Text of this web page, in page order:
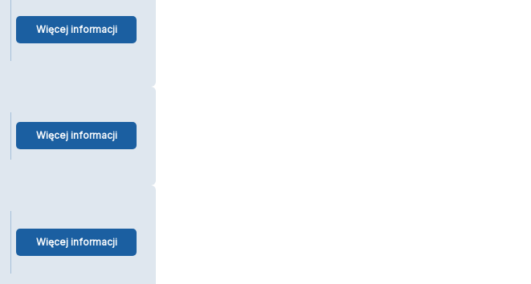
Więcej informacji
Więcej informacji
Więcej informacji